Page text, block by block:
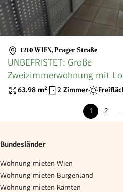
1210 WIEN, Prager Straße
UNBEFRISTET: Große
Zweizimmerwohnung mit
Hopfengasse 4 Stiege 2 Top
63.98 m² 2 Zimmer
1 2
Bundesländer
Wohnung mieten Wien
Wohnung mieten Burgenland
Wohnung mieten Kärnten